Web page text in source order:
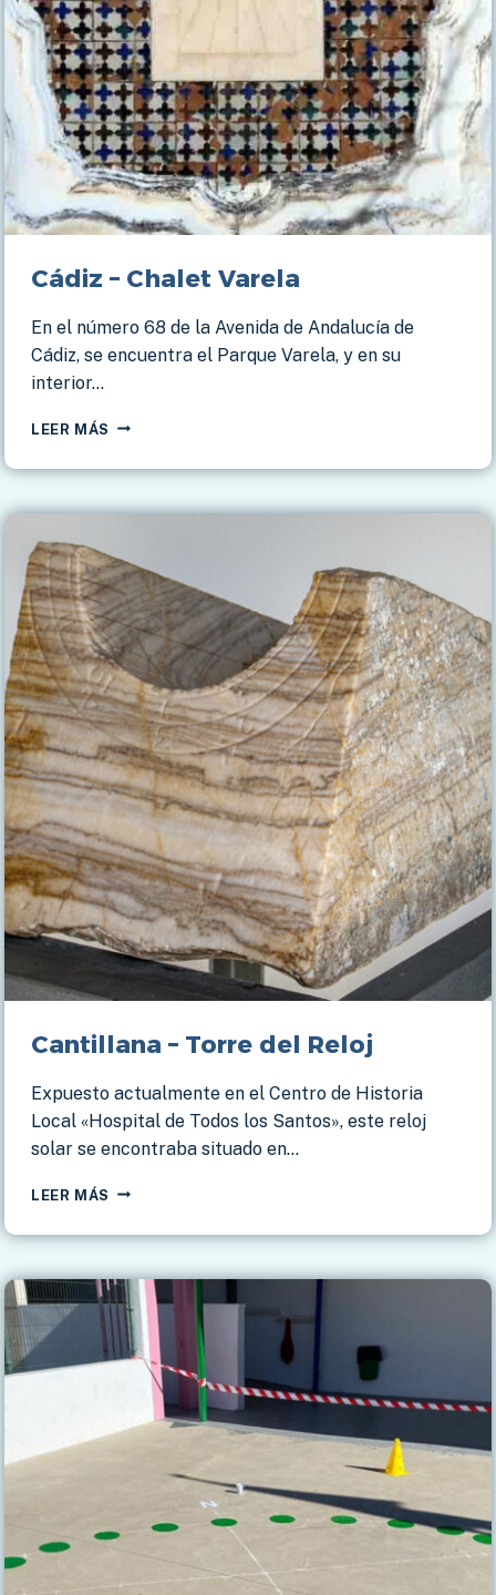
Cádiz – Chalet Varela
En el número 68 de la Avenida de Andalucía de
Cádiz, se encuentra el Parque Varela, y en su
interior…
LEER MÁS CÁDIZ
CHALET
Cantillana – Torre del Reloj
Expuesto actualmente en el Centro de Historia
Local «Hospital de Todos los Santos», este reloj
solar se encontraba situado en…
LEER MÁS CANTILLANA
TORRE
RELOJ